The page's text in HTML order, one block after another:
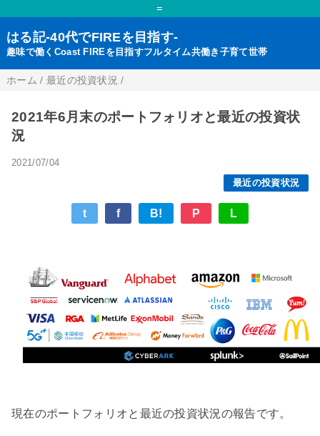
=
はる記-40代でFIREを目指す-
趣味で働くCoast FIREを目指すフルタイム共働き子育て世帯
ホーム / 最近の投資状況 /
2021年6月末のポートフォリオと最近の投資状
況
2021/07/04
最近の投資状況
t f B! P L
現在のポートフォリオと最近の投資状況の報告です。